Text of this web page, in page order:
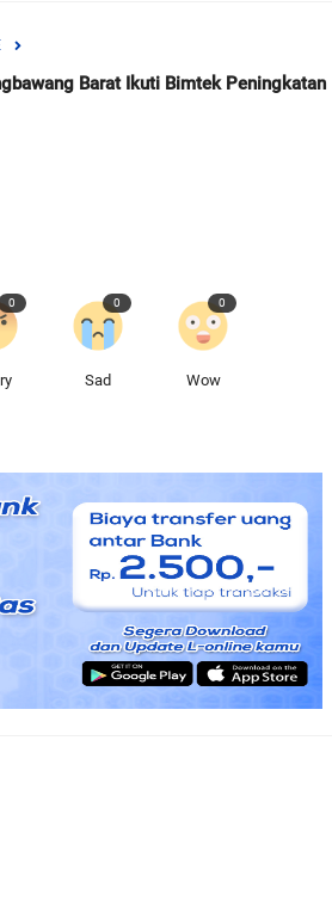
Barat Ikuti Bimtek Peningkatan
0
Sad
0
Wow
0